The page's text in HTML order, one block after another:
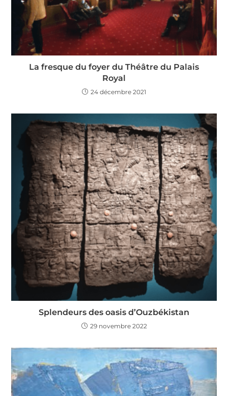
La fresque du foyer du Théâtre du Palais
Royal
24 décembre 2021
Splendeurs des oasis d’Ouzbékistan
29 novembre 2022